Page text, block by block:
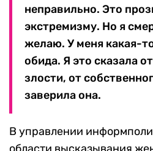
неправильно. Это
экстремизму. Но я
желаю. У меня какая-
обида. Я это сказала
злости, от
заверила она.
В управлении